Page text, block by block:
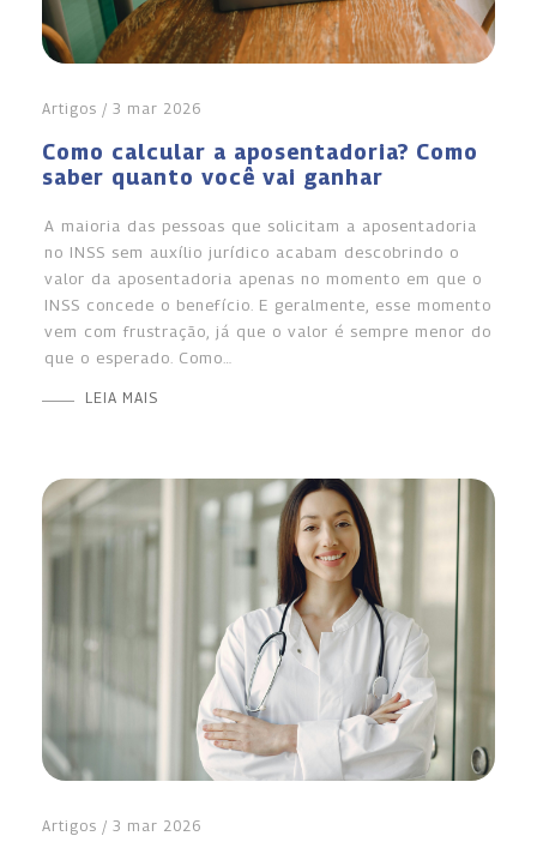
Artigos / 3 mar 2026
Como calcular a aposentadoria? Como
saber quanto você vai ganhar
A maioria das pessoas que solicitam a aposentadoria
no INSS sem auxílio jurídico acabam descobrindo o
valor da aposentadoria apenas no momento em que o
INSS concede o benefício. E geralmente, esse momento
vem com frustração, já que o valor é sempre menor do
que o esperado. Como…
LEIA MAIS
Artigos / 3 mar 2026